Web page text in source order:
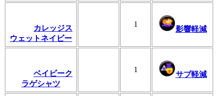
カレッジス
ウェットネイビー
1
影響軽減
ベイビーク
ラゲシャツ
1
サブ軽減